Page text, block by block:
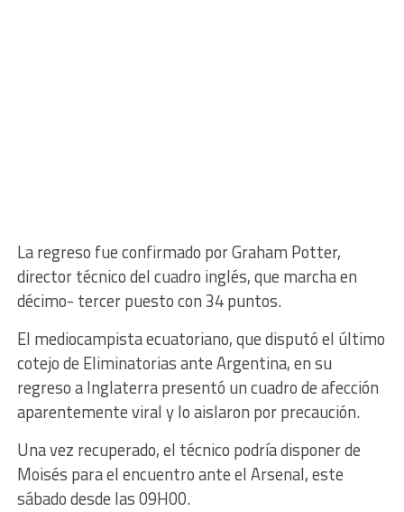
La regreso fue confirmado por Graham Potter,
director técnico del cuadro inglés, que marcha en
décimo- tercer puesto con 34 puntos.
El mediocampista ecuatoriano, que disputó el último
cotejo de Eliminatorias ante Argentina, en su
regreso a Inglaterra presentó un cuadro de afección
aparentemente viral y lo aislaron por precaución.
Una vez recuperado, el técnico podría disponer de
Moisés para el encuentro ante el Arsenal, este
sábado desde las 09H00.